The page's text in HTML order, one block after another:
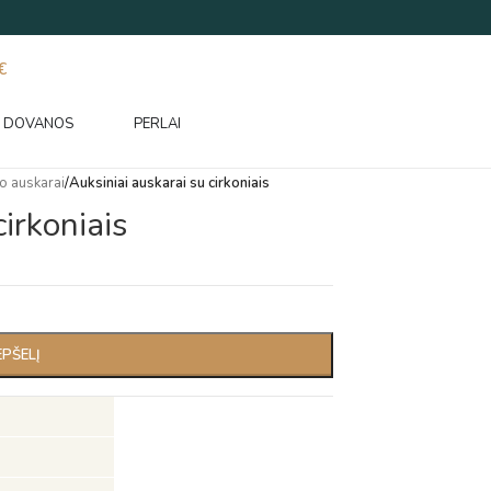
DOVANOS PERLAI
auskarai/Auksiniai auskarai su cirkoniais